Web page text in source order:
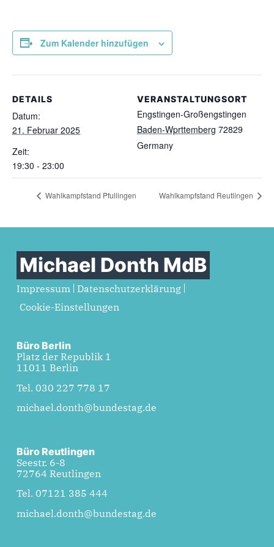
Zum Kalender hinzufügen
DETAILS
Datum:
21. Februar 2025
Zeit:
19:30 - 23:00
VERANSTALTUNGSORT
Engstingen-Großengstingen
Baden-Wprttemberg 72829
Germany
Wahlkampfstand Pfullingen Wahlkampfstand Reutlingen
Michael Donth MdB
Impressum
Datenschutzerklärung
Cookie-Einstellungen
Büro Berlin
Platz der Republik 1
11011 Berlin
Tel. 030 227 778 17
michael.donth@bundestag.de
Büro Reutlingen
Seestr. 6-8
72764 Reutlingen
Tel. 07121 385 444
michael.donth@bundestag.de